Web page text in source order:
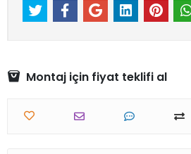
Montaj için fiyat teklifi al